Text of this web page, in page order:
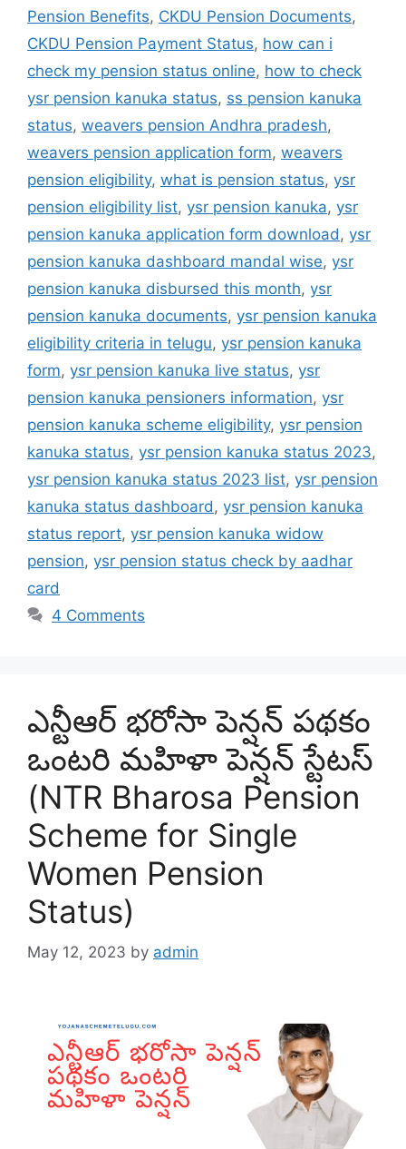
Pension Benefits, CKDU Pension Documents,
CKDU Pension Payment Status, how can i
check my pension status online, how to check
ysr pension kanuka status, ss pension kanuka
status, weavers pension Andhra pradesh,
weavers pension application form, weavers
pension eligibility, what is pension status, ysr
pension eligibility list, ysr pension kanuka, ysr
pension kanuka application form download, ysr
pension kanuka dashboard mandal wise, ysr
pension kanuka disbursed this month, ysr
pension kanuka documents, ysr pension kanuka
eligibility criteria in telugu, ysr pension kanuka
form, ysr pension kanuka live status, ysr
pension kanuka pensioners information, ysr
pension kanuka scheme eligibility, ysr pension
kanuka status, ysr pension kanuka status 2023,
ysr pension kanuka status 2023 list, ysr pension
kanuka status dashboard, ysr pension kanuka
status report, ysr pension kanuka widow
pension, ysr pension status check by aadhar
card
4 Comments
ఎన్టీఆర్ భరోసా పెన్షన్ పథకం
ఒంటరి మహిళా పెన్షన్ స్టేటస్
(NTR Bharosa Pension
Scheme for Single
Women Pension
Status)
May 12, 2023 by admin